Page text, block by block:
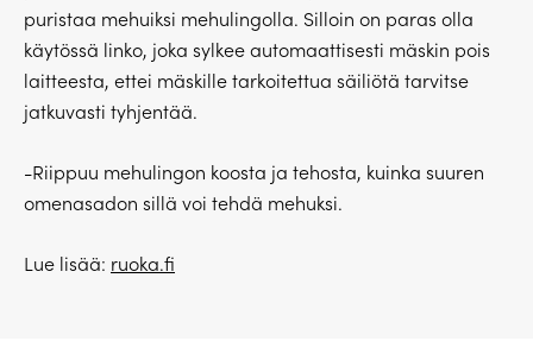
puristaa mehuiksi mehulingolla. Silloin on paras olla
käytössä linko, joka sylkee automaattisesti mäskin pois
laitteesta, ettei mäskille tarkoitettua säiliötä tarvitse
jatkuvasti tyhjentää.
-Riippuu mehulingon koosta ja tehosta, kuinka suuren
omenasadon sillä voi tehdä mehuksi.
Lue lisää: ruoka.fi